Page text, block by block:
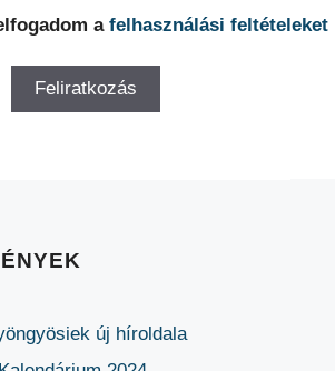
a felhasználási feltételeket
új híroldala